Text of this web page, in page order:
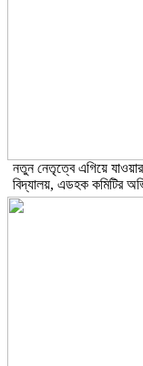
নতুন নেতৃত্বে এগিয়ে যাওয়ার
বিদ্যালয়, এডহক কমিটির